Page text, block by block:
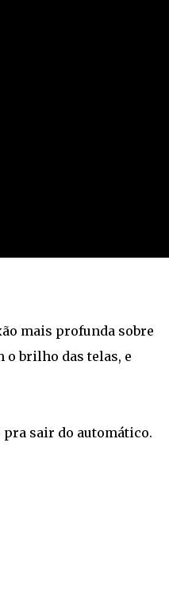
mais profunda sobre
o brilho das telas, e
sair do automático.